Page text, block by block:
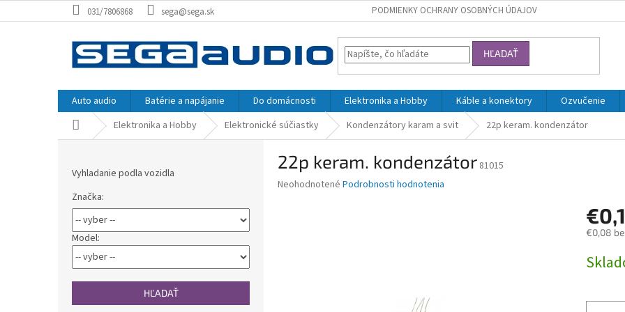
na
031/7806868 sega@sega.sk PODMIENKY OCHRANY OSOBNÝCH ÚDAJOV
HĽADAŤ
Auto audio Batérie a napájanie Do domácnosti Elektronika a Hobby Káble a konektory Ozvučenie
DomovElektronika a Hobby Elektronické súčiastky Kondenzátory karam a svit 22p keram. kondenzátor
Vyhladanie podla vozidla
Značka:
Model:
HĽADAŤ
22p keram. kondenzátor 81015
Priemerné
Neohodnotené Podrobnosti hodnotenia
€0,08
cena: